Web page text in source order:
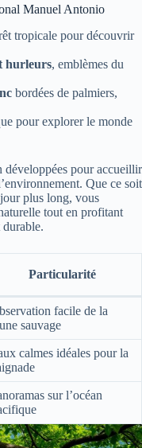
Manuel Antonio
tropicale pour découvrir
hurleurs, emblèmes du
bordées de palmiers,
pour explorer le monde
développées pour accueillir
Que ce soit
plus long, vous
tout en profitant
durable.
Particularité
facile de la
sauvage
calmes idéales pour la
sur l’océan